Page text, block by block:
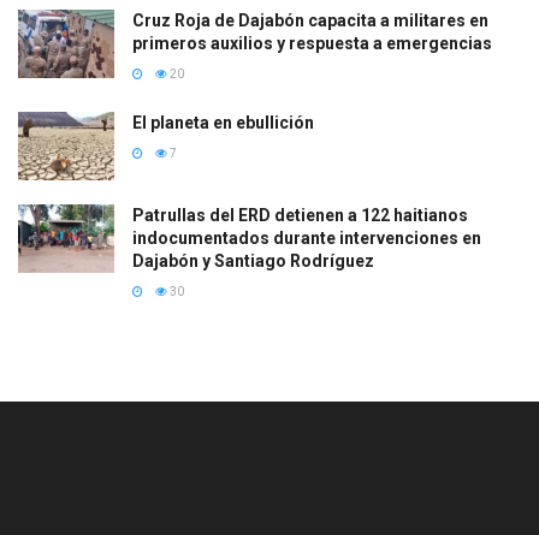
Cruz Roja de Dajabón capacita a militares en
primeros auxilios y respuesta a emergencias
20
El planeta en ebullición
7
Patrullas del ERD detienen a 122 haitianos
indocumentados durante intervenciones en
Dajabón y Santiago Rodríguez
30